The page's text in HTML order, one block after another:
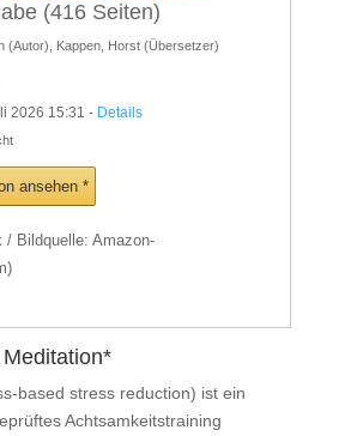
(416 Seiten)
(Autor), Kappen, Horst (Übersetzer)
2026 15:31 - Details
ansehen *
/ Bildquelle: Amazon-
based stress reduction) ist ein
Achtsamkeitstraining